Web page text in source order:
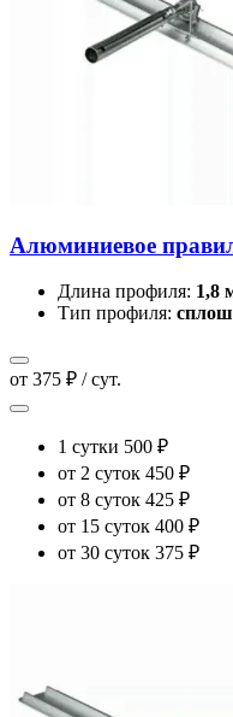
Алюминиевое
Длина профиля: 1,8
Тип профиля:
от 375 ₽ / сут.
1 сутки 500 ₽
от 2 суток 450 ₽
от 8 суток 425 ₽
от 15 суток 400 ₽
от 30 суток 375 ₽